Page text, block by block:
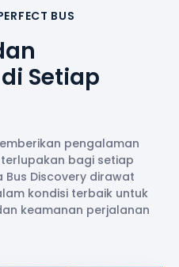
BUS
Setiap
pengalaman
bagi setiap
Discovery dirawat
kondisi terbaik untuk
keamanan perjalanan